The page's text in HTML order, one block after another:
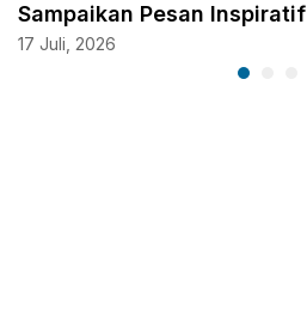
Sampaikan Pesan Inspiratif
17 Juli, 2026